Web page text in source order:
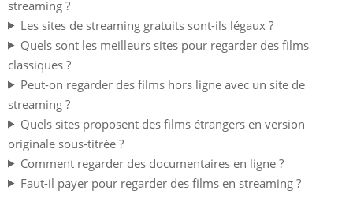
streaming ?
Les sites de streaming gratuits sont-ils légaux ?
Quels sont les meilleurs sites pour regarder des films
classiques ?
Peut-on regarder des films hors ligne avec un site de
streaming ?
Quels sites proposent des films étrangers en version
originale sous-titrée ?
Comment regarder des documentaires en ligne ?
Faut-il payer pour regarder des films en streaming ?